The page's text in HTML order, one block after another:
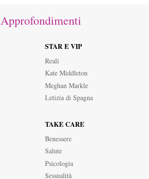
Approfondimenti
STAR E VIP
Reali
Kate Middleton
Meghan Markle
Letizia di Spagna
TAKE CARE
Benessere
Salute
Psicologia
Sessualità